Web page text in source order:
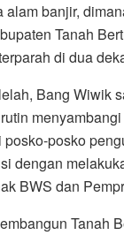
alam banjir,
Tanah
di dua
Bang Wiwik
posko
dengan
BWS dan
Tanah